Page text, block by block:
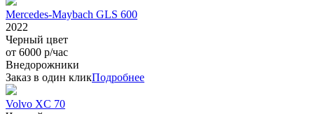
Mercedes-Maybach GLS 600
2022
Черный цвет
от 6000 р/час
Внедорожники
Заказ в один кликПодробнее
Volvo XC 70